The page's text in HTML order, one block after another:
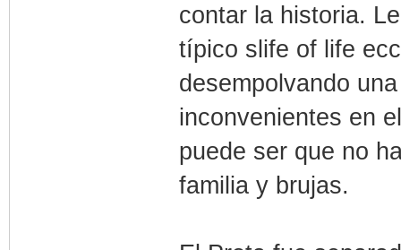
contar la historia.
típico slife of life
desempolvando
inconvenientes en
puede ser que no
familia y brujas.